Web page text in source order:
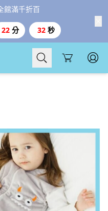
館滿千折百
22 分 31 秒
Cart